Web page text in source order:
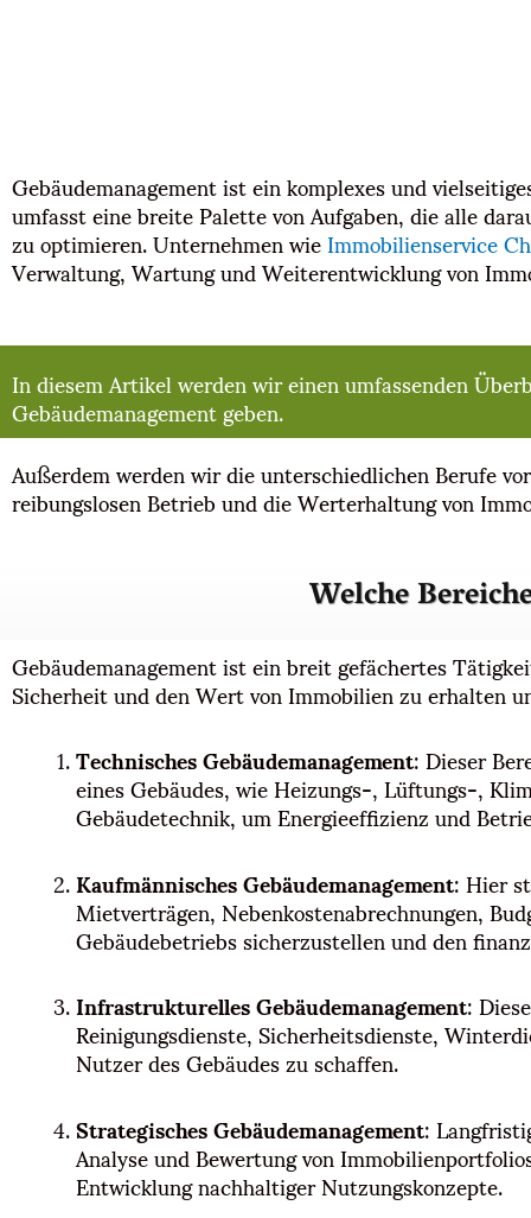
Gebäudemanagement ist ein komplexes und
umfasst eine breite Palette von Aufgaben, die alle
zu optimieren. Unternehmen wieImmobilienservice
Verwaltung, Wartung und Weiterentwicklung von
In diesem Artikel werden wir einen umfassenden
Gebäudemanagement geben.
Außerdem werden wir die unterschiedlichen Berufe
reibungslosen Betrieb und die Werterhaltung von
Welche
Gebäudemanagement ist ein breit gefächertes
Sicherheit und den Wert von Immobilien zu erhalten
Technisches Gebäudemanagement: Dieser
eines Gebäudes, wie Heizungs-, Lüftungs-,
Gebäudetechnik, um Energieeffizienz und
Kaufmännisches Gebäudemanagement: Hier
Mietverträgen, Nebenkostenabrechnungen,
Gebäudebetriebs sicherzustellen und den
Infrastrukturelles Gebäudemanagement:
Reinigungsdienste, Sicherheitsdienste,
Nutzer des Gebäudes zu schaffen.
Strategisches Gebäudemanagement:
Analyse und Bewertung von
Entwicklung nachhaltiger Nutzungskonzepte.